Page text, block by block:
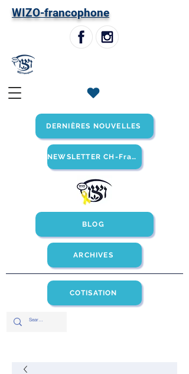
WIZO-francophone
ARCHIVES
DERNIÈRES NOUVELLES
COTISATION
NEWSLETTER CH-Francophone
BLOG